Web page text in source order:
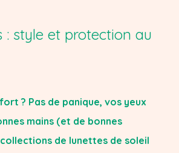
: style et protection au
? Pas de panique, vos yeux
mains (et de bonnes
de lunettes de soleil